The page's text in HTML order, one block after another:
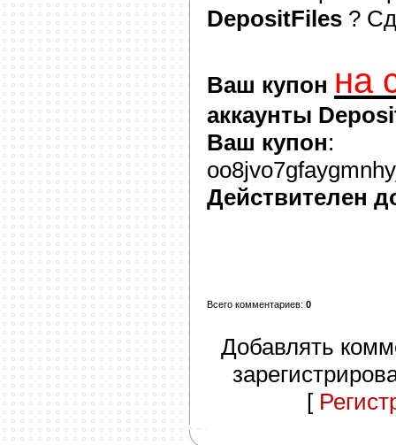
DepositFiles ?
Ваш купон на
аккаунты
Ваш купон:
Действителен
Всего комментариев: 0
Добавлять
[